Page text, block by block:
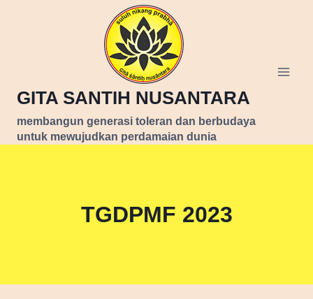
GITA SANTIH NUSANTARA
membangun generasi toleran dan berbudaya
untuk mewujudkan perdamaian dunia
TGDPMF 2023